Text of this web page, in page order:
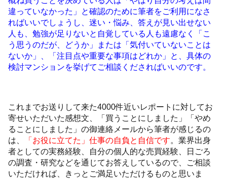
違っていなかった」と確認のために筆者をご利用になさ
ればいいでしょうし、迷い・悩み、答えが見い出せない
人も、勉強が足りないと自覚している人も遠慮なく「こ
う思うのだが、どうか」または「気付いていないことは
ないか」、「注目点や重要な事項はどれか」と、具体の
検討マンションを挙げてご相談くださればいいのです。
これまでお送りして来た4000件近いレポートに対してお
寄せいただいた感想文、「買うことにしました」「やめ
ることにしました」の御連絡メールから筆者が感じるの
は、
「お役に立てた」仕事の自負と自信です。業界出身
者としての実務経験、自分の個人的な売買経験、日ごろ
の調査・研究などを通じてお答えしているので、ご相談
いただければ、きっとご満足いただけるものと思いま